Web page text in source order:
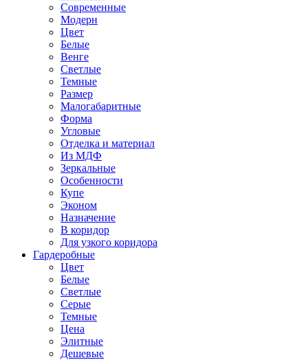
Современные
Модерн
Цвет
Белые
Венге
Светлые
Темные
Размер
Малогабаритные
Форма
Угловые
Отделка и материал
Из МДФ
Зеркальные
Особенности
Купе
Эконом
Назначение
В коридор
Для узкого коридора
Гардеробные
Цвет
Белые
Светлые
Серые
Темные
Цена
Элитные
Дешевые